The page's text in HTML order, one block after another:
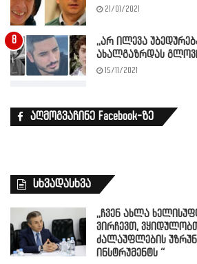
21/01/2021
,,არ ილევა
ახალგაზრდას
15/11/2021
აღმოგვაჩინე Facebook-ზე
სხვადასხვა
,,ჩვენ ახლა
ვირჩევთ,
ძალაუფლების
ინსტრუმენტს “